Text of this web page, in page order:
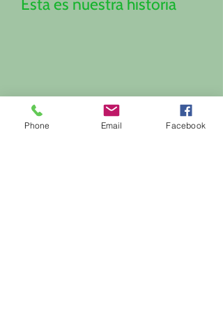
Esta es nuestra historia
Phone Email Facebook